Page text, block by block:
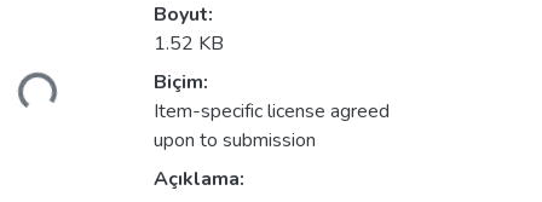
Boyut:
1.52 KB
Biçim:
Item-specific license agreed
upon to submission
Açıklama: